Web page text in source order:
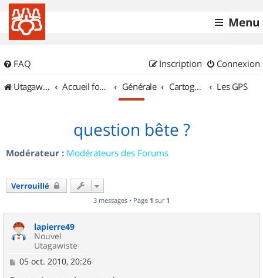
Menu
FAQ Connexion
Inscription
UtagawaVTT (Randos VTT et VTTAE avec traces GPS)
Accueil forum Générale Cartographie et GPS Les GPS
question bête ?
Modérateur : Modérateurs des Forums
Verrouillé
3 messages • Page 1 sur 1
lapierre49
Nouvel
Utagawiste
M
05 oct. 2010, 20:26